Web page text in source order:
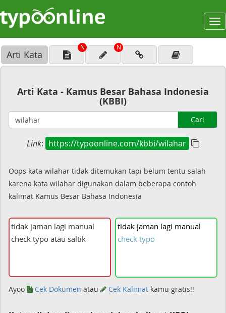
Arti Kata
N N
Arti Kata - Kamus Besar Bahasa Indonesia
(KBBI)
Cari
Link: https://typoonline.com/kbbi/wilahar
Oops kata wilahar tidak ditemukan tapi belum tentu salah
karena kata wilahar digunakan dalam beberapa contoh
kalimat Kamus Besar Bahasa Indonesia
tidak jaman lagi manual
check typo
Ayoo Cek Dokumen atau Cek Kalimat kamu gratis!!